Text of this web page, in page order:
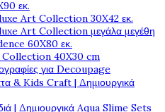
εκ.
Art Collection 30X42 εκ.
Art Collection μεγάλα μεγέθη
60X80 εκ.
Collection 40X30 cm
για Decoupage
& Kids Craft | Δημιουργικά
| Δημιουργικά Aqua Slime Sets